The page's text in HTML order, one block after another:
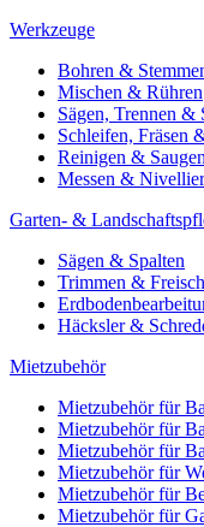
Werkzeuge
Bohren &
Mischen & Rühren
Sägen, Trennen &
Schleifen, Fräsen
Reinigen & Saugen
Messen &
Garten- &
Sägen & Spalten
Trimmen &
Häcksler &
Mietzubehör
Mietzubehör für
Mietzubehör für
Mietzubehör für
Mietzubehör für
Mietzubehör für
Mietzubehör für